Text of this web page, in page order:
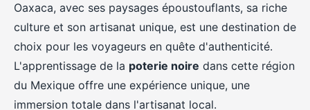
Oaxaca, avec ses paysages époustouflants, sa riche
culture et son artisanat unique, est une destination de
choix pour les voyageurs en quête d'authenticité.
L'apprentissage de la poterie noire dans cette région
du Mexique offre une expérience unique, une
immersion totale dans l'artisanat local.